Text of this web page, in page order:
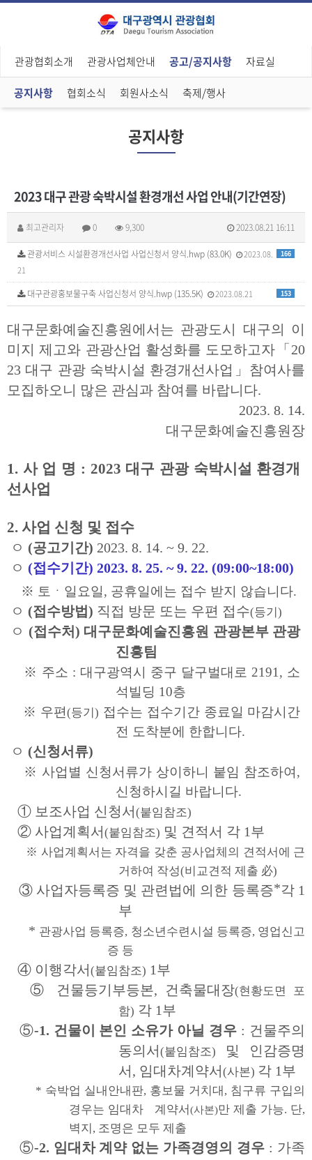
관광협회소개 관광사업체안내 공고/공지사항 자료실
공지사항 협회소식 회원사소식 축제/행사
공지사항
2023 대구 관광 숙박시설 환경개선 사업 안내(기간연장)
최고관리자 0 9,300 2023.08.21 16:11
166
관광서비스 시설환경개선사업 사업신청서 양식.hwp (83.0K)
2023.08.
21
153
대구관광홍보물구축 사업신청서 양식.hwp (135.5K) 2023.08.21
대구문화예술진흥원 에서는 관광도시 대구의 이
미지 제고와 관광산업 활성화를 도모하고자「20
23 대구 관광 숙박시설 환경개선사업」참여사를
모집하오니 많은 관심과 참여를 바랍니다.
2023. 8. 14.
대구문화예술진흥원장
1. 사 업 명 : 2023 대구 관광 숙박시설 환경개
선사업
2. 사업 신청 및 접수
ㅇ (공고기간) 2023. 8. 14. ~ 9. 22.
ㅇ (접수기간) 2023. 8. 25. ~ 9. 22. (09:00~18:00)
※ 토ㆍ일요일, 공휴일에는 접수 받지 않습니다.
ㅇ (접수방법) 직접 방문 또는 우편 접수(등기)
ㅇ (접수처) 대구문화예술진흥원 관광본부 관광
진흥팀
※ 주소 : 대구광역시 중구 달구벌대로 2191, 소
석빌딩 10층
※ 우편(등기) 접수는 접수기간 종료일 마감시간
전 도착분에 한합니다.
ㅇ (신청서류)
※ 사업별 신청서류가 상이하니 붙임 참조하여,
신청하시길 바랍니다.
① 보조사업 신청서 (붙임참조)
② 사업계획서 (붙임참조) 및 견적서 각 1부
※ 사업계획서는 자격을 갖춘 공사업체의 견적서에 근
거하여 작성(비교견적 제출 必)
③ 사업자등록증 및 관련법에 의한 등록증 ⃰ 각 1
부
* 관광사업 등록증, 청소년수련시설 등록증, 영업신고
증 등
④ 이행각서 (붙임참조) 1부
⑤ 건물등기부등본, 건축물대장(현황도면 포
함) 각 1부
⑤-1. 건물이 본인 소유가 아닐 경우 : 건물주의
동의서 (붙임참조)
및 인감증명
서, 임대차계약서 (사본) 각 1부
* 숙박업 실내안내판, 홍보물 거치대, 침구류 구입의
경우는 임대차 계약서(사본)만 제출 가능. 단,
벽지, 조명은 모두 제출
⑤-2. 임대차 계약 없는 가족경영의 경우 : 가족